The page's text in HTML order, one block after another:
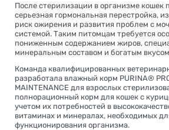
После стерилизации в организме кошек
серьезная гормональная перестройка,
риск ожирения и развития проблем с
системой. Таким питомцам требуется
пониженным содержанием жиров,
минеральным составом и богатым
Команда квалифицированных
разработала влажный корм PURINA®
MAINTENANCE для взрослых
полнорационный корм для кошек с
учетом их потребностей в
витаминах и минералах, необходимых
функционирования организма.